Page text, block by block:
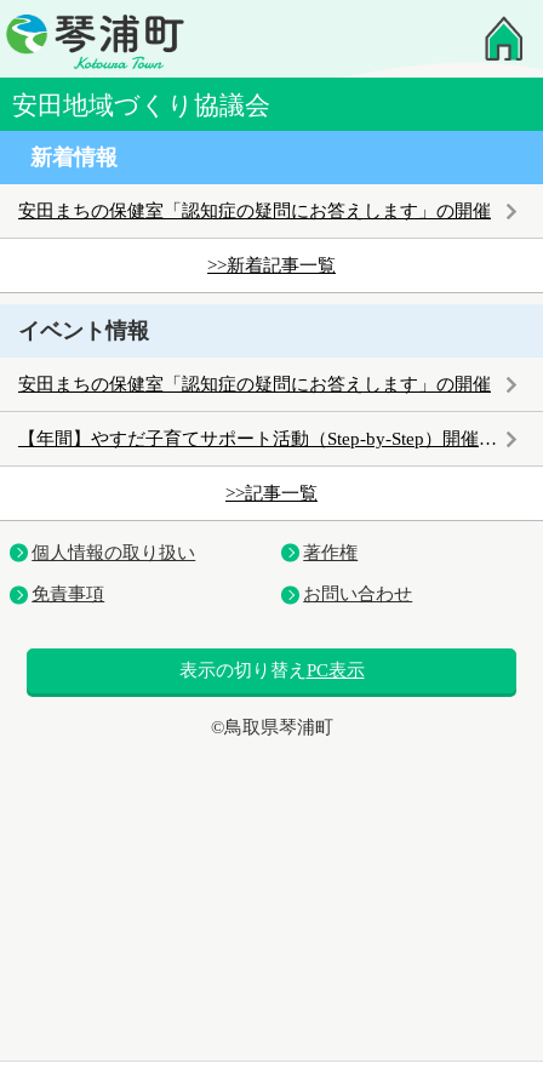
安田地域づくり協議会
新着情報
安田まちの保健室「認知症の疑問にお答えします」の開催
>>新着記事一覧
イベント情報
安田まちの保健室「認知症の疑問にお答えします」の開催
【年間】やすだ子育てサポート活動（Step‐by‐Step）開催のお知らせ
>>記事一覧
個人情報の取り扱い 著作権
免責事項 お問い合わせ
表示の切り替え PC表示
©鳥取県琴浦町